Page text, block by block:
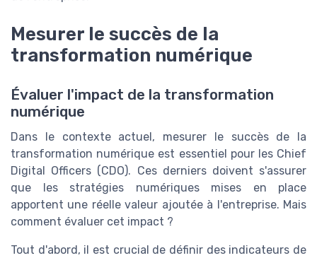
Mesurer le succès de la
transformation numérique
Évaluer l'impact de la transformation
numérique
Dans le contexte actuel, mesurer le succès de la
transformation numérique est essentiel pour les Chief
Digital Officers (CDO). Ces derniers doivent s'assurer
que les stratégies numériques mises en place
apportent une réelle valeur ajoutée à l'entreprise. Mais
comment évaluer cet impact ?
Tout d'abord, il est crucial de définir des indicateurs de